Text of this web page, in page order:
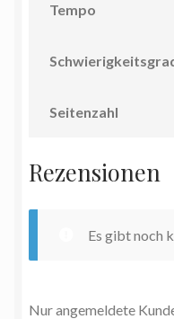
Tempo
Seitenzahl
Rezensionen
Es gibt noch
Nur angemeldete